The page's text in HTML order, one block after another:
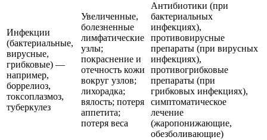
Инфекции
(бактериальные,
вирусные,
грибковые) —
например,
боррелиоз,
токсоплазмоз,
туберкулез
Увеличенные,
болезненные
лимфатические
узлы;
покраснение и
отечность кожи
вокруг узлов;
лихорадка;
вялость; потеря
аппетита;
потеря веса
Антибиотики (при
бактериальных
инфекциях),
противовирусные
препараты (при вирусных
инфекциях),
противогрибковые
препараты (при
грибковых инфекциях),
симптоматическое
лечение
(жаропонижающие,
обезболивающие)